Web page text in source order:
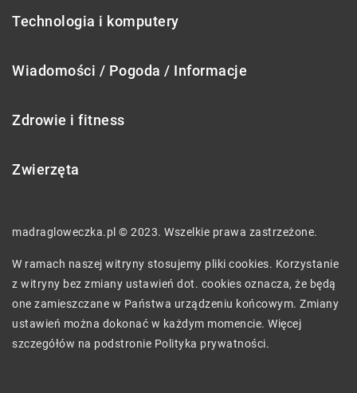
Technologia i komputery
Wiadomości / Pogoda / Informacje
Zdrowie i fitness
Zwierzęta
madragloweczka.pl © 2023. Wszelkie prawa zastrzeżone.
W ramach naszej witryny stosujemy pliki cookies. Korzystanie
z witryny bez zmiany ustawień dot. cookies oznacza, że będą
one zamieszczane w Państwa urządzeniu końcowym. Zmiany
ustawień można dokonać w każdym momencie. Więcej
szczegółów na podstronie Polityka prywatności.